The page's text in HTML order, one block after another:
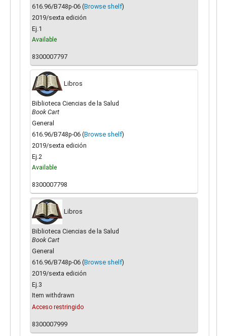
616.96/B748p-06 (Browse shelf)
2019/sexta edición
Ej.1
Available
8300007797
Libros
Biblioteca Ciencias de la Salud
Book Cart
General
616.96/B748p-06 (Browse shelf)
2019/sexta edición
Ej.2
Available
8300007798
Libros
Biblioteca Ciencias de la Salud
Book Cart
General
616.96/B748p-06 (Browse shelf)
2019/sexta edición
Ej.3
Item withdrawn
Acceso restringido
8300007999